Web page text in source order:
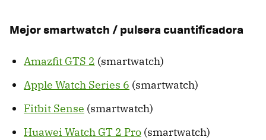
Mejor smartwatch / pulsera cuantificadora
Amazfit GTS 2 (smartwatch)
Apple Watch Series 6 (smartwatch)
Fitbit Sense (smartwatch)
Huawei Watch GT 2 Pro (smartwatch)